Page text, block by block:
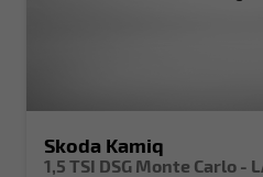
Skoda Kamiq
1,5 TSI DSG Monte Carlo -